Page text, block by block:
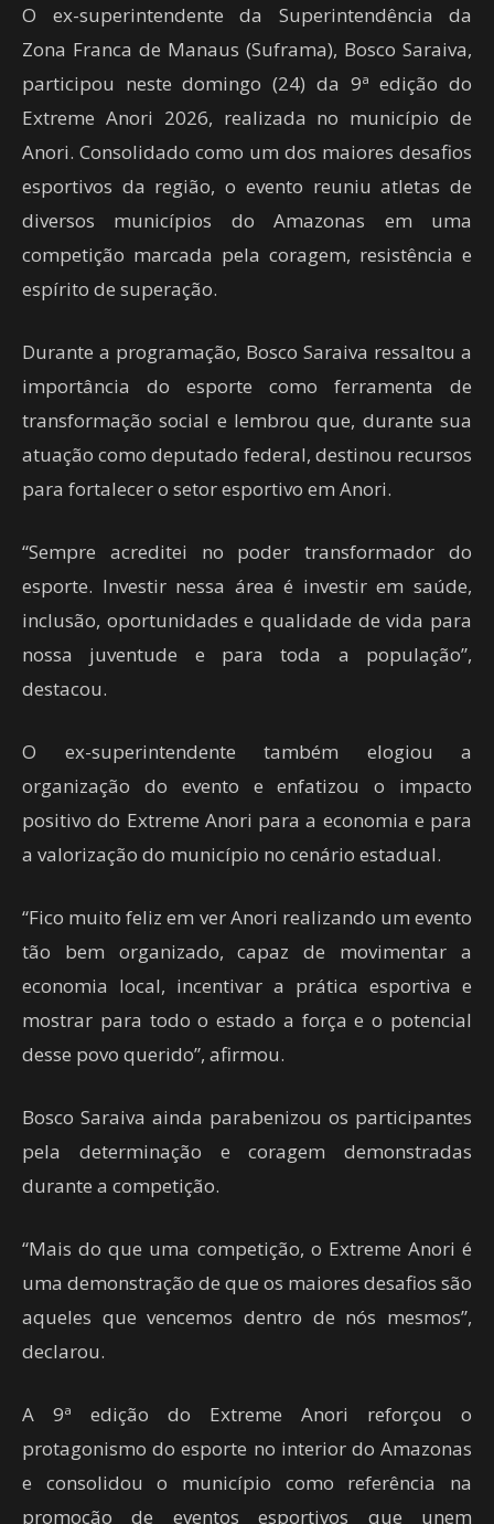
O ex-superintendente da Superintendência da
Zona Franca de Manaus (Suframa), Bosco Saraiva,
participou neste domingo (24) da 9ª edição do
Extreme Anori 2026, realizada no município de
Anori. Consolidado como um dos maiores desafios
esportivos da região, o evento reuniu atletas de
diversos municípios do Amazonas em uma
competição marcada pela coragem, resistência e
espírito de superação.
Durante a programação, Bosco Saraiva ressaltou a
importância do esporte como ferramenta de
transformação social e lembrou que, durante sua
atuação como deputado federal, destinou recursos
para fortalecer o setor esportivo em Anori.
“Sempre acreditei no poder transformador do
esporte. Investir nessa área é investir em saúde,
inclusão, oportunidades e qualidade de vida para
nossa juventude e para toda a população”,
destacou.
O ex-superintendente também elogiou a
organização do evento e enfatizou o impacto
positivo do Extreme Anori para a economia e para
a valorização do município no cenário estadual.
“Fico muito feliz em ver Anori realizando um evento
tão bem organizado, capaz de movimentar a
economia local, incentivar a prática esportiva e
mostrar para todo o estado a força e o potencial
desse povo querido”, afirmou.
Bosco Saraiva ainda parabenizou os participantes
pela determinação e coragem demonstradas
durante a competição.
“Mais do que uma competição, o Extreme Anori é
uma demonstração de que os maiores desafios são
aqueles que vencemos dentro de nós mesmos”,
declarou.
A 9ª edição do Extreme Anori reforçou o
protagonismo do esporte no interior do Amazonas
e consolidou o município como referência na
promoção de eventos esportivos que unem